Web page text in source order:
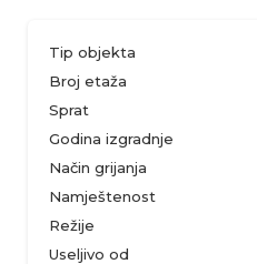
Tip objekta
Broj etaža
Sprat
Godina izgradnje
Način grijanja
Namještenost
Režije
Useljivo od